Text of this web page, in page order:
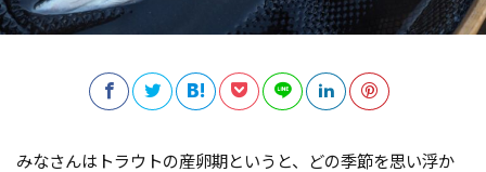
みなさんはトラウトの産卵期というと、どの季節を思い浮か